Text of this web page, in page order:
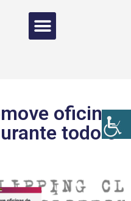
oficinas
todo o